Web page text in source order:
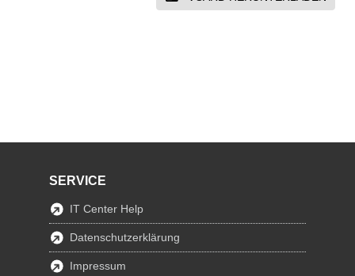
SERVICE
IT Center Help
Datenschutzerklärung
Impressum